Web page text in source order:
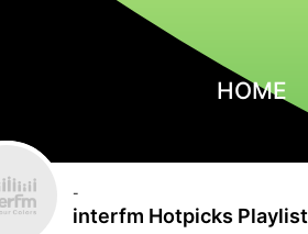
HOME
-
interfm Hotpicks Playlist